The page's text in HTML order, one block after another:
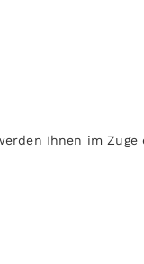
Ihnen im